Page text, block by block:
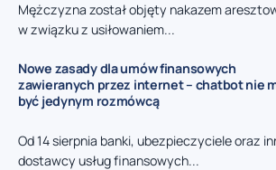
Mężczyzna został objęty nakazem
w związku z usiłowaniem...
Nowe zasady dla umów finansowych
zawieranych przez internet – chatbot nie
być jedynym rozmówcą
Od 14 sierpnia banki, ubezpieczyciele oraz
dostawcy usług finansowych...